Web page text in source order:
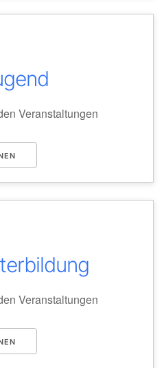
Veranstaltungen
Veranstaltungen